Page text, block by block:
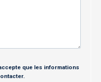
que les informations